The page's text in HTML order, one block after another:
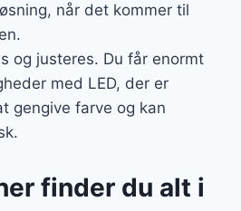
når det kommer til
og justeres. Du får enormt
med LED, der er
gengive farve og kan
finder du alt i